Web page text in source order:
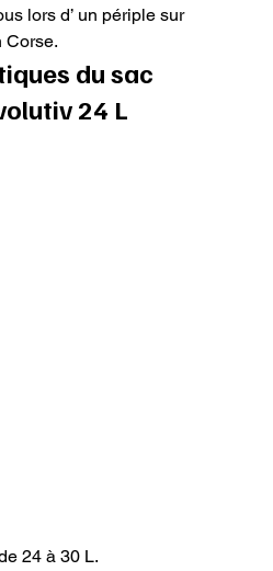
lors d’ un périple sur
Corse.
du sac
24 L
24 à 30 L.